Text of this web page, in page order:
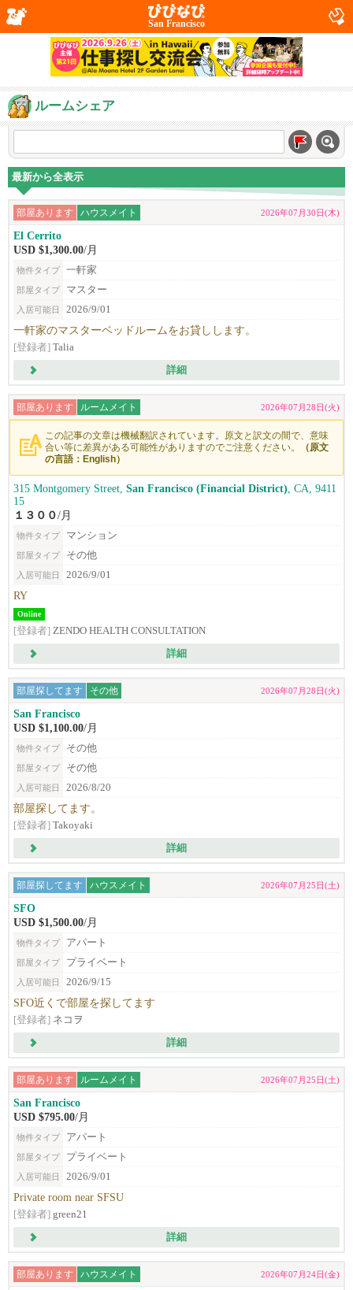
San Francisco
ルームシェア
最新から全表示
部屋あります ハウスメイト 2026年07月30日(木)
El Cerrito
USD $1,300.00/月
物件タイプ 一軒家
部屋タイプ マスター
入居可能日 2026/9/01
一軒家のマスターベッドルームをお貸しします。
[登録者] Talia
詳細
部屋あります ルームメイト 2026年07月28日(火)
この記事の文章は機械翻訳されています。原文と訳文の間で、意味
合い等に差異がある可能性がありますのでご注意ください。
（原文
の言語：English）
315 Montgomery Street, San Francisco (Financial District) , CA, 9411
15
１３００/月
物件タイプ マンション
部屋タイプ その他
入居可能日 2026/9/01
RY
Online
[登録者] ZENDO HEALTH CONSULTATION
詳細
部屋探してます その他 2026年07月28日(火)
San Francisco
USD $1,100.00/月
物件タイプ その他
部屋タイプ その他
入居可能日 2026/8/20
部屋探してます。
[登録者] Takoyaki
詳細
部屋探してます ハウスメイト 2026年07月25日(土)
SFO
USD $1,500.00/月
物件タイプ アパート
部屋タイプ プライベート
入居可能日 2026/9/15
SFO近くで部屋を探してます
[登録者] ネコヲ
詳細
部屋あります ルームメイト 2026年07月25日(土)
San Francisco
USD $795.00/月
物件タイプ アパート
部屋タイプ プライベート
入居可能日 2026/9/01
Private room near SFSU
[登録者] green21
詳細
部屋あります ハウスメイト 2026年07月24日(金)